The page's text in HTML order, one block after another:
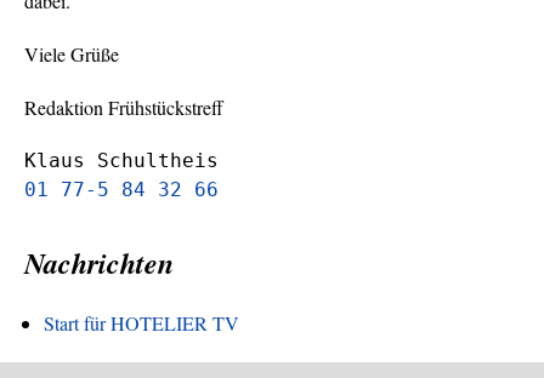
Viele Grüße
Redaktion Frühstückstreff
Klaus Schultheis
01 77-5 84 32 66
Nachrichten
Start für HOTELIER TV